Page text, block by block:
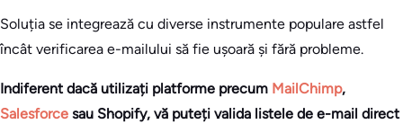
Soluția se integrează cu diverse instrumente populare astfel
încât verificarea e-mailului să fie ușoară și fără probleme.
Indiferent dacă utilizați platforme precum MailChimp,
Salesforce sau Shopify, vă puteți valida listele de e-mail direct